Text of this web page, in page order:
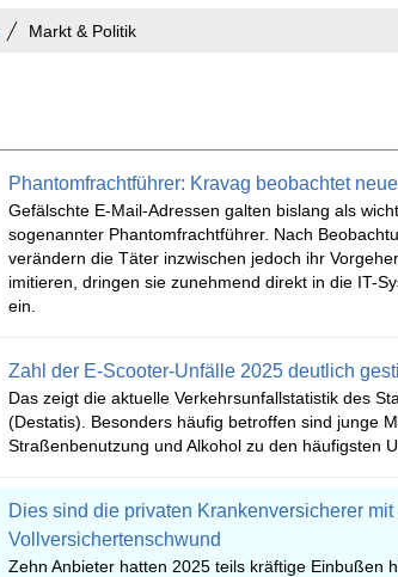
Markt & Politik
Phantomfrachtführer: Kravag beobachtet
Gefälschte E-Mail-Adressen galten bislang als
sogenannter Phantomfrachtführer. Nach
verändern die Täter inzwischen jedoch ihr
imitieren, dringen sie zunehmend direkt in die IT-
ein.
Zahl der E-Scooter-Unfälle 2025 deutlich
Das zeigt die aktuelle Verkehrsunfallstatistik des
(Destatis). Besonders häufig betroffen sind junge
Straßenbenutzung und Alkohol zu den häufigsten
Dies sind die privaten Krankenversicherer
Vollversichertenschwund
Zehn Anbieter hatten 2025 teils kräftige Einbußen